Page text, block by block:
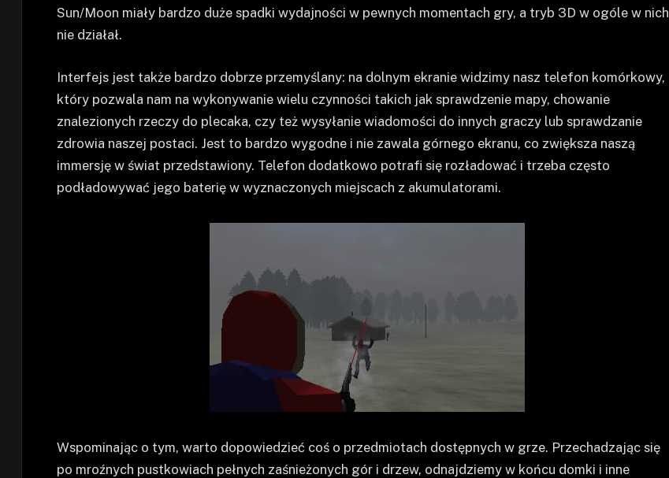
Sun/Moon miały bardzo duże spadki wydajności w pewnych momentach gry, a tryb 3D w ogóle w nich
nie działał.
Interfejs jest także bardzo dobrze przemyślany: na dolnym ekranie widzimy nasz telefon komórkowy,
który pozwala nam na wykonywanie wielu czynności takich jak sprawdzenie mapy, chowanie
znalezionych rzeczy do plecaka, czy też wysyłanie wiadomości do innych graczy lub sprawdzanie
zdrowia naszej postaci. Jest to bardzo wygodne i nie zawala górnego ekranu, co zwiększa naszą
immersję w świat przedstawiony. Telefon dodatkowo potrafi się rozładować i trzeba często
podładowywać jego baterię w wyznaczonych miejscach z akumulatorami.
Wspominając o tym, warto dopowiedzieć coś o przedmiotach dostępnych w grze. Przechadzając się
po mroźnych pustkowiach pełnych zaśnieżonych gór i drzew, odnajdziemy w końcu domki i inne